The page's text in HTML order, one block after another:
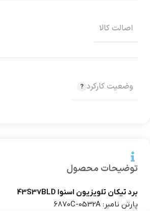
توضیحات محصول
برد تیکان تلویزیون اسنوا 43S37BLD
پارتن نامبر: 6870C-0532A
اصالت کالا
وضعیت کارکرد